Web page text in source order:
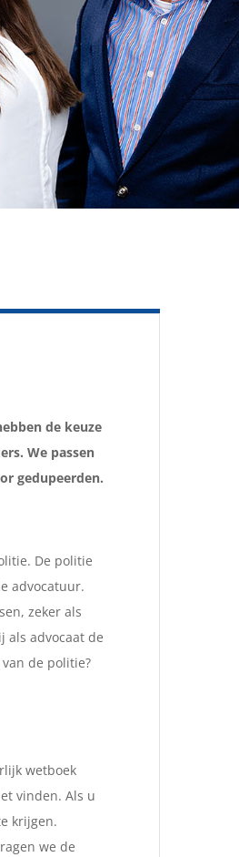
de keuze
We passen
gedupeerden.
De politie
advocatuur.
zeker als
als advocaat de
de politie?
wetboek
vinden. Als u
krijgen.
we de